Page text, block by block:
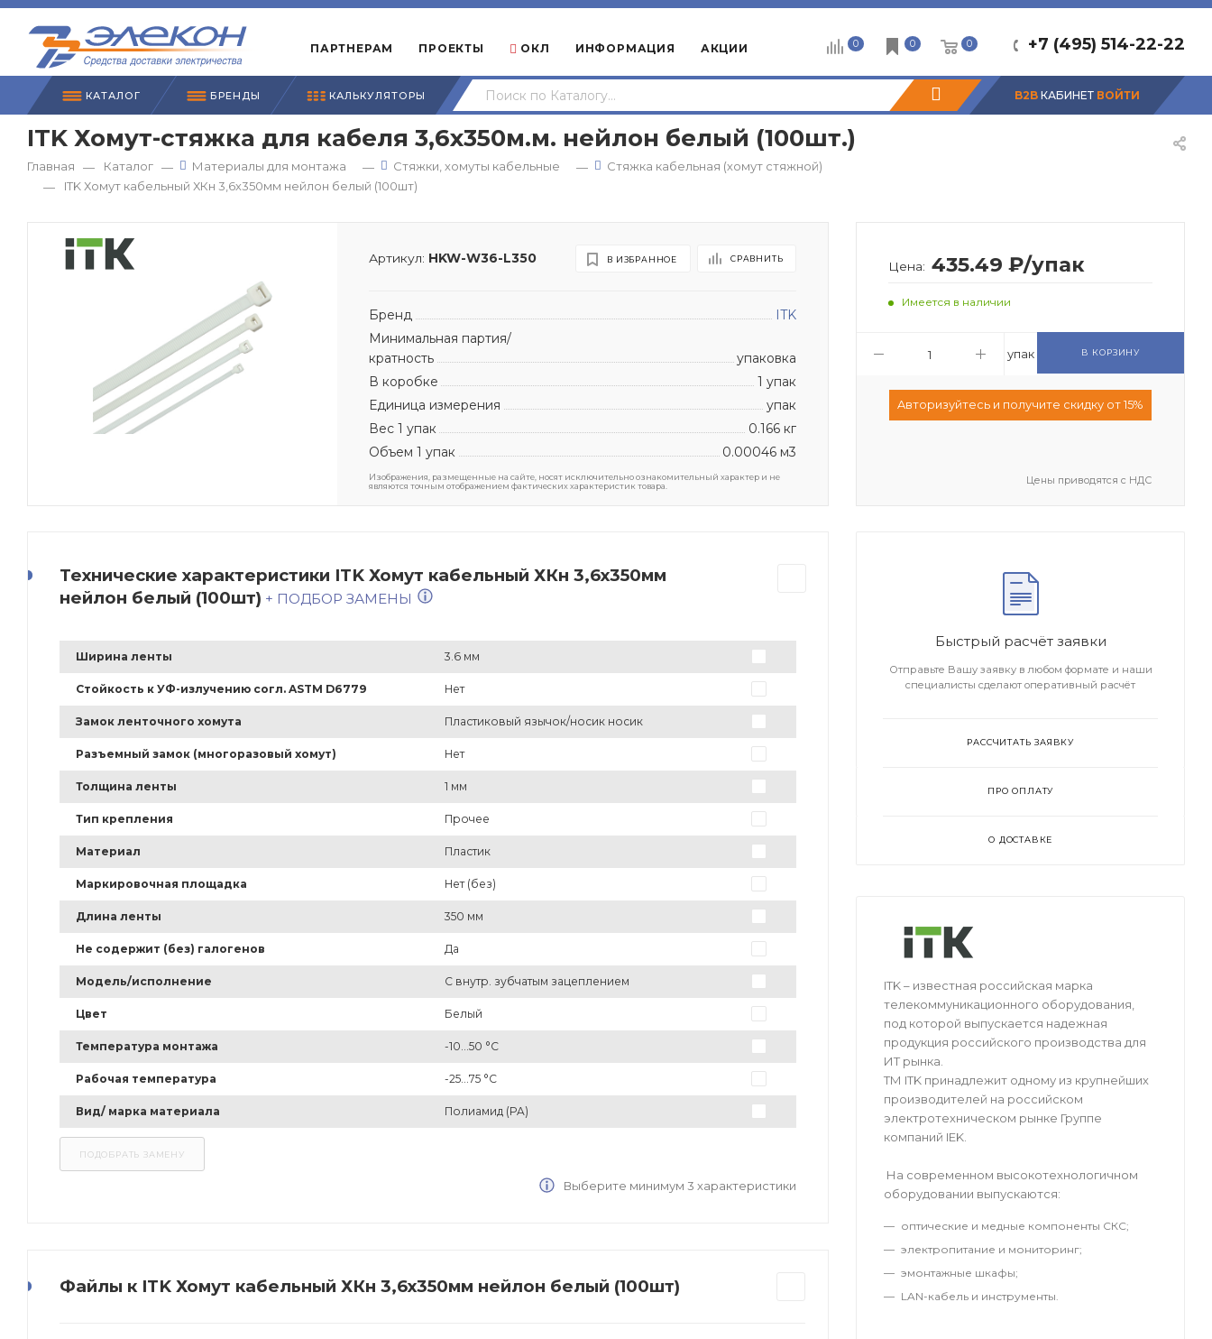
ПАРТНЕРАМ ПРОЕКТЫ ОКЛ ИНФОРМАЦИЯ АКЦИИ +7 (495) 514-22-22
0 0 0
B2B КАБИНЕТ ВОЙТИ
КАТАЛОГ БРЕНДЫ КАЛЬКУЛЯТОРЫ
ITK Хомут-стяжка для кабеля 3,6х350м.м. нейлон белый (100шт.)
Главная — Каталог — Материалы для монтажа — Стяжки, хомуты кабельные —
Стяжка кабельная (хомут стяжной)
—
ITK Хомут кабельный ХКн 3,6х350мм нейлон белый (100шт)
Артикул: HKW-W36-L350 В ИЗБРАННОЕ СРАВНИТЬ
Бренд
ITK
Минимальная партия/
кратность
упаковка
В коробке
1 упак
Единица измерения
упак
Вес 1 упак
0.166 кг
Объем 1 упак
0.00046 м3
Изображения, размещенные на сайте, носят исключительно ознакомительный характер и не
являются точным отображением фактических характеристик товара.
Цена: 435.49 ₽/упак
Имеется в наличии
упак В КОРЗИНУ
Aвторизуйтесь и получите скидку от 15%
Цены приводятся с НДС
Технические характеристики ITK Хомут кабельный ХКн 3,6х350мм
нейлон белый (100шт) + ПОДБОР ЗАМЕНЫ
Ширина ленты 3.6 мм
Стойкость к УФ-излучению согл. ASTM D6779 Нет
Замок ленточного хомута Пластиковый язычок/носик носик
Разъемный замок (многоразовый хомут) Нет
Толщина ленты 1 мм
Тип крепления Прочее
Материал Пластик
Маркировочная площадка Нет (без)
Длина ленты 350 мм
Не содержит (без) галогенов Да
Модель/исполнение С внутр. зубчатым зацеплением
Цвет Белый
Температура монтажа -10...50 °C
Рабочая температура -25...75 °C
Вид/ марка материала Полиамид (PA)
Выберите минимум 3 характеристики
Файлы к ITK Хомут кабельный ХКн 3,6х350мм нейлон белый (100шт)
Быстрый расчёт заявки
Отправьте Вашу заявку в любом формате и наши
специалисты сделают оперативный расчёт
РАССЧИТАТЬ ЗАЯВКУ
ПРО ОПЛАТУ
О ДОСТАВКЕ
ITK – известная российская марка
телекоммуникационного оборудования,
под которой выпускается надежная
продукция российского производства для
ИТ рынка.
ТМ ITK принадлежит одному из крупнейших
производителей на российском
электротехническом рынке Группе
компаний IEK.
На современном высокотехнологичном
оборудовании выпускаются:
оптические и медные компоненты СКС;
электропитание и мониторинг;
эмонтажные шкафы;
LAN-кабель и инструменты.